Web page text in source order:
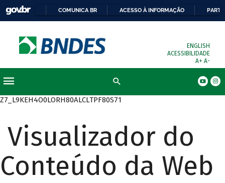
COMUNICA BR ACESSO À INFORMAÇÃO
ENGLISH
ACESSIBILIDADE
A+ A-
Z7_L9KEH4O0LORH80ALCLTPF80S71
Visualizador do
Conteúdo da Web